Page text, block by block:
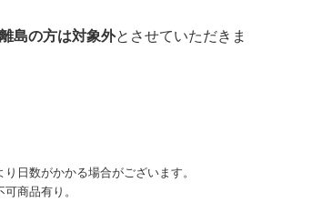
島の方は対象外とさせていただきま
日数がかかる場合がございます。
商品有り。